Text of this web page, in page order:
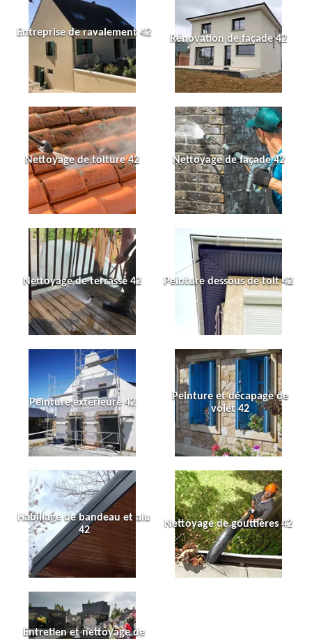
Entreprise de ravalement 42
Rénovation de façade 42
Nettoyage de toiture 42 Nettoyage de façade 42
Nettoyage de terrasse 42 Peinture dessous de toit 42
Peinture extérieure 42
Peinture et décapage de
volet 42
Habillage de bandeau et alu
42
Nettoyage de gouttières 42
Entretien et nettoyage de